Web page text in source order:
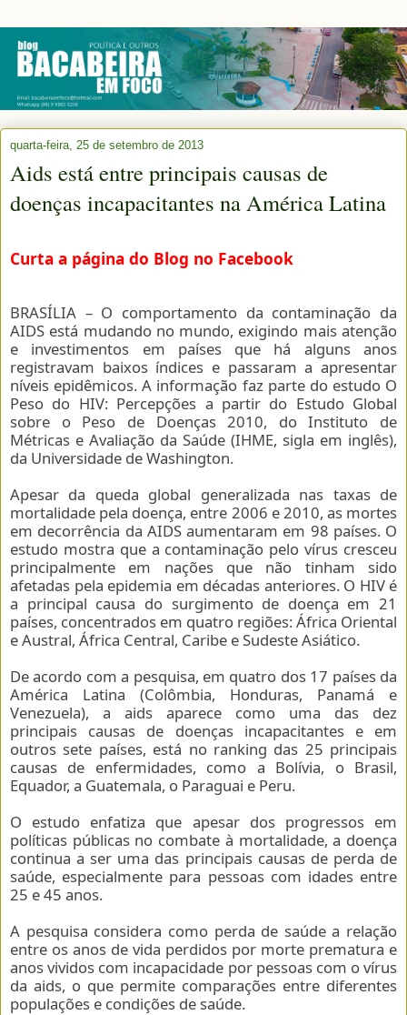
quarta-feira, 25 de setembro de 2013
Aids está entre principais causas de
doenças incapacitantes na América Latina
Curta a página do Blog no Facebook
BRASÍLIA – O comportamento da contaminação da
AIDS está mudando no mundo, exigindo mais atenção
e investimentos em países que há alguns anos
registravam baixos índices e passaram a apresentar
níveis epidêmicos. A informação faz parte do estudo O
Peso do HIV: Percepções a partir do Estudo Global
sobre o Peso de Doenças 2010, do Instituto de
Métricas e Avaliação da Saúde (IHME, sigla em inglês),
da Universidade de Washington.
Apesar da queda global generalizada nas taxas de
mortalidade pela doença, entre 2006 e 2010, as mortes
em decorrência da AIDS aumentaram em 98 países. O
estudo mostra que a contaminação pelo vírus cresceu
principalmente em nações que não tinham sido
afetadas pela epidemia em décadas anteriores. O HIV é
a principal causa do surgimento de doença em 21
países, concentrados em quatro regiões: África Oriental
e Austral, África Central, Caribe e Sudeste Asiático.
De acordo com a pesquisa, em quatro dos 17 países da
América Latina (Colômbia, Honduras, Panamá e
Venezuela), a aids aparece como uma das dez
principais causas de doenças incapacitantes e em
outros sete países, está no ranking das 25 principais
causas de enfermidades, como a Bolívia, o Brasil,
Equador, a Guatemala, o Paraguai e Peru.
O estudo enfatiza que apesar dos progressos em
políticas públicas no combate à mortalidade, a doença
continua a ser uma das principais causas de perda de
saúde, especialmente para pessoas com idades entre
25 e 45 anos.
A pesquisa considera como perda de saúde a relação
entre os anos de vida perdidos por morte prematura e
anos vividos com incapacidade por pessoas com o vírus
da aids, o que permite comparações entre diferentes
populações e condições de saúde.